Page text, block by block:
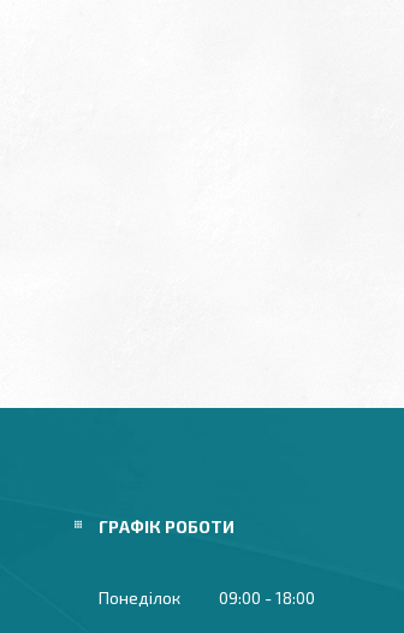
ГРАФІК РОБОТИ
Понеділок 09:00 18:00